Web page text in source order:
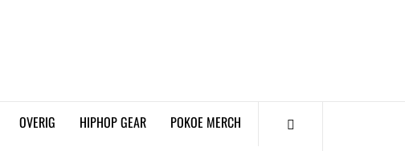
𝗠𝗔𝗚𝗔𝗭𝗜𝗡𝗘
OVERIG HIPHOP GEAR POKOE MERCH